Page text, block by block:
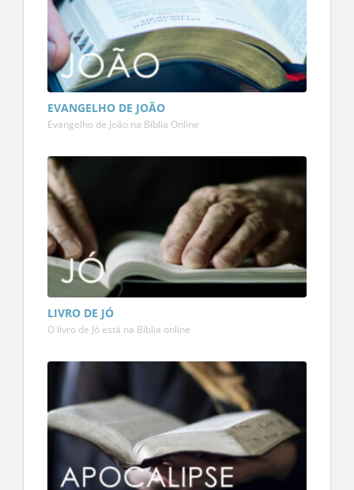
EVANGELHO DE JOÃO
Evangelho de João na Bíblia Online
LIVRO DE JÓ
O livro de Jó está na Bíblia online